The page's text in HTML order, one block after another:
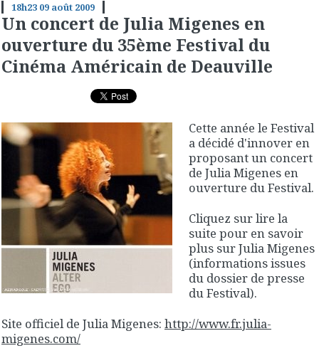
18h23 09 août 2009
Un concert de Julia Migenes en
ouverture du 35ème Festival du
Cinéma Américain de Deauville
Cette année le Festival
a décidé d'innover en
proposant un concert
de Julia Migenes en
ouverture du Festival.
Cliquez sur lire la
suite pour en savoir
plus sur Julia Migenes
(informations issues
du dossier de presse
du Festival).
Site officiel de Julia Migenes: http://www.fr.julia-
migenes.com/